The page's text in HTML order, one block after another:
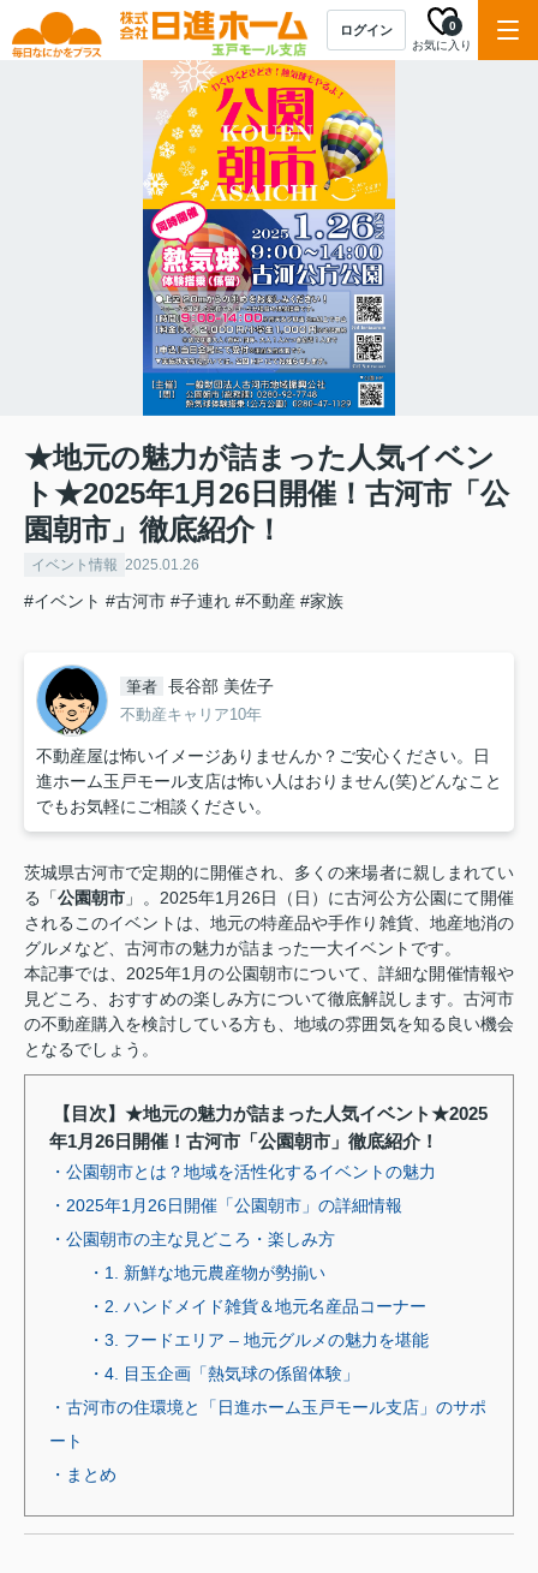
ログイン
お気に入り
0
★地元の魅力が詰まった人気イベン
ト★2025年1月26日開催！古河市「公
園朝市」徹底紹介！
イベント情報 2025.01.26
#イベント #古河市 #子連れ #不動産 #家族
筆者 長谷部 美佐子
不動産キャリア10年
不動産屋は怖いイメージありませんか？ご安心ください。日
進ホーム玉戸モール支店は怖い人はおりません(笑)どんなこと
でもお気軽にご相談ください。
茨城県古河市で定期的に開催され、多くの来場者に親しまれてい
る「公園朝市 」。2025年1月26日（日）に古河公方公園にて開催
されるこのイベントは、地元の特産品や手作り雑貨、地産地消の
グルメなど、古河市の魅力が詰まった一大イベントです。
本記事では、2025年1月の公園朝市について、詳細な開催情報や
見どころ、おすすめの楽しみ方について徹底解説します。古河市
の不動産購入を検討している方も、地域の雰囲気を知る良い機会
となるでしょう。
【目次】★地元の魅力が詰まった人気イベント★2025
年1月26日開催！古河市「公園朝市」徹底紹介！
・公園朝市とは？地域を活性化するイベントの魅力
・2025年1月26日開催「公園朝市」の詳細情報
・公園朝市の主な見どころ・楽しみ方
・1. 新鮮な地元農産物が勢揃い
・2. ハンドメイド雑貨＆地元名産品コーナー
・3. フードエリア – 地元グルメの魅力を堪能
・4. 目玉企画「熱気球の係留体験」
・古河市の住環境と「日進ホーム玉戸モール支店」のサポ
ート
・まとめ